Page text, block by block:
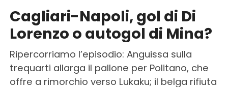
Cagliari-Napoli, gol di Di
Lorenzo o autogol di Mina?
Ripercorriamo l’episodio: Anguissa sulla
trequarti allarga il pallone per Politano, che
offre a rimorchio verso Lukaku; il belga rifiuta